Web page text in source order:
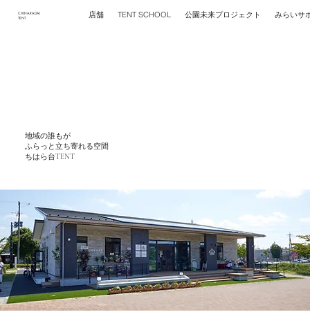
CHIHARADAI
TENT
店舗 TENT SCHOOL 公園未来プロジェクト みらいサ
地域の誰もが
ふらっと立ち寄れる空間
ちはら台TENT